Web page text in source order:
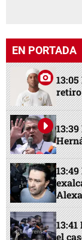
EN PORTADA
el